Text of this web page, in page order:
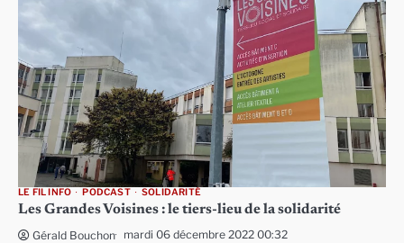
LE FIL INFO PODCAST SOLIDARITÉ
Les Grandes Voisines : le tiers-lieu de la solidarité
Gérald Bouchon mardi 06 décembre 2022 00:32